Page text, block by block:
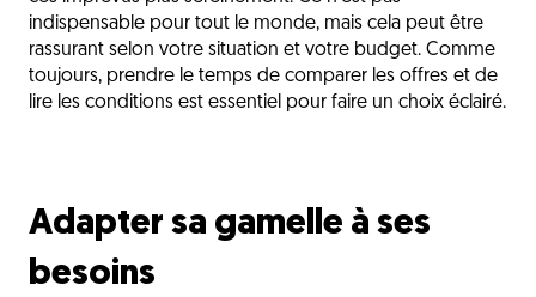
indispensable pour tout le monde, mais cela peut être
rassurant selon votre situation et votre budget. Comme
toujours, prendre le temps de comparer les offres et de
lire les conditions est essentiel pour faire un choix éclairé.
Adapter sa gamelle à ses
besoins